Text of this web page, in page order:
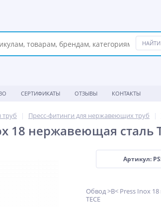
СЕРТИФИКАТЫ ОТЗЫВЫ КОНТАКТЫ
труб Пресс-фитинги для нержавеющих труб
18 нержавеющая сталь
Артикул:
Обвод >B< Press Inox
TECE